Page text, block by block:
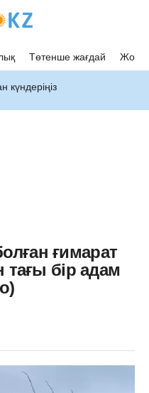
Төтенше жағдай Жол
күндеріңіз
ғимарат
тағы бір адам